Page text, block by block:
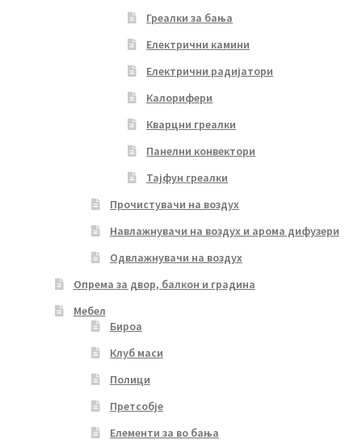
Греалки за бања
Електрични камини
Електрични радијатори
Калорифери
Кварцни греалки
Панелни конвектори
Тајфун греалки
Прочистувачи на воздух
Навлажнувачи на воздух и арома дифузери
Одвлажнувачи на воздух
Опрема за двор, балкон и градина
Мебел
Бироа
Клуб маси
Полици
Претсобје
Елементи за во бања